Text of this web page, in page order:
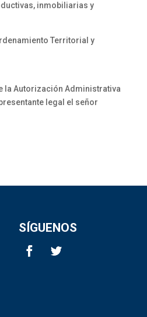
inmobiliarias y
Territorial y
la Autorización Administrativa
legal el señor
SÍGUENOS